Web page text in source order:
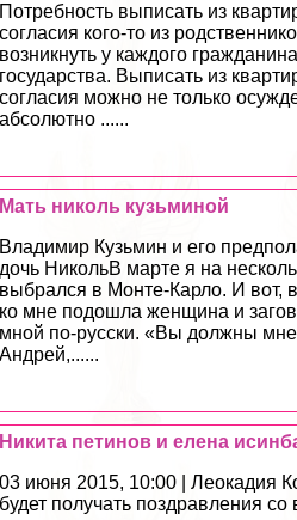
Потребность выписать из
согласия кого-то из
возникнуть у каждого
государства. Выписать из
согласия можно не только
абсолютно ......
Мать николь кузьминой
Владимир Кузьмин и его
дочь НикольВ марте я на
выбрался в Монте-Карло. И вот,
ко мне подошла женщина и
мной по-русски. «Вы должны мне
Андрей,......
Никита петинов и елена
03 июня 2015, 10:00 | Леокадия
будет получать поздравления со